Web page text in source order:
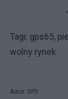
Tagi: gps65,
wolny rynek
Autor: GPS